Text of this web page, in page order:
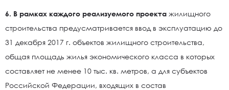
6. В рамках каждого реализуемого проекта жилищного
строительства предусматривается ввод в эксплуатацию до
31 декабря 2017 г. объектов жилищного строительства,
общая площадь жилья экономического класса в которых
составляет не менее 10 тыс. кв. метров, а для субъектов
Российской Федерации, входящих в состав